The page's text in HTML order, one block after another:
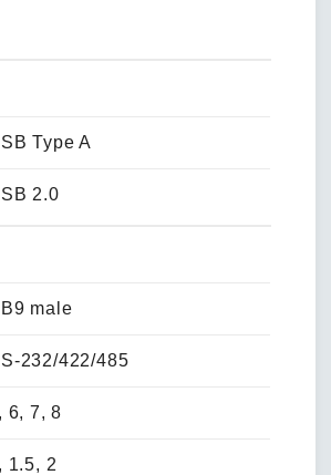
Type A
2.0
male
232/422/485
6, 7, 8
1.5, 2